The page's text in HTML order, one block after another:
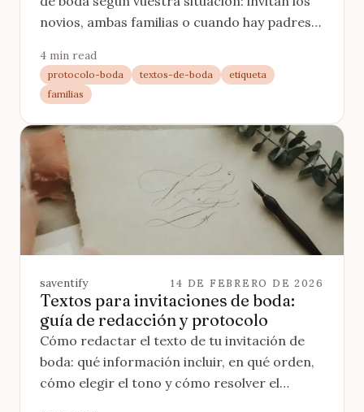
novios, ambas familias o cuando hay padres
4 min read
protocolo-boda textos-de-boda
etiqueta
familias
saventify 14 DE FEBRERO DE 2026
Textos para invitaciones de boda:
guía de redacción y protocolo
Cómo redactar el texto de tu invitación de
boda: qué información incluir, en qué orden,
cómo elegir el tono y cómo resolver el